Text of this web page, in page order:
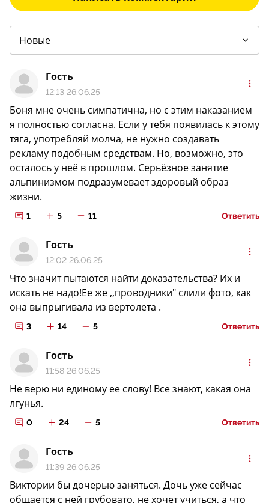
Гость
12:13 26.06.25
Боня мне очень симпатична, но с этим наказанием
я полностью согласна. Если у тебя появилась к этому
тяга, употребляй молча, не нужно создавать
рекламу подобным средствам. Но, возможно, это
осталось у неё в прошлом. Серьёзное занятие
альпинизмом подразумевает здоровый образ
жизни.
1 5 11 Ответить
Гость
12:02 26.06.25
Что значит пытаются найти доказательства? Их и
искать не надо!Ее же ,,проводники" слили фото, как
она выпрыгивала из вертолета .
3 14 5 Ответить
Гость
11:58 26.06.25
Не верю ни единому ее слову! Все знают, какая она
лгунья.
0 24 5 Ответить
Гость
11:39 26.06.25
Виктории бы дочерью заняться. Дочь уже сейчас
общается с ней грубовато, не хочет учиться, а что